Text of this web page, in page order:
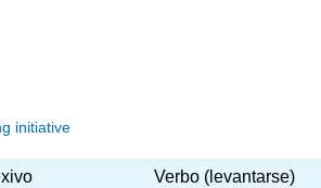
initiative
Verbo (levantarse)